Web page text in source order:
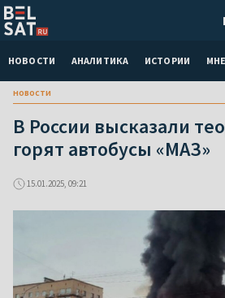
НОВОСТИ АНАЛИТИКА ИСТОРИИ
новости
В России высказали
горят автобусы «МАЗ»
15.01.2025, 09:21